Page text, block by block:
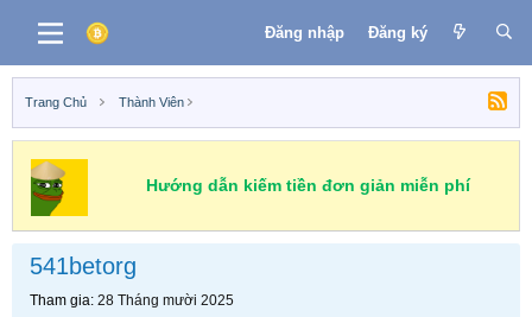
Đăng nhập Đăng ký
Trang Chủ Thành Viên
Hướng dẫn kiếm tiền đơn giản miễn phí
541betorg
Tham gia 28 Tháng mười 2025